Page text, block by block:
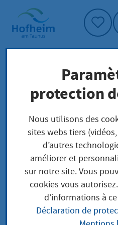
Accueil"
Page d'accueil
Trouver
Préoccupations locales
Aufhebung der
beantragen
Aufhebung
protection
Nous utilisons des
sites webs tiers
d’autres
améliorer et
sur notre site. Vous
cookies vous
d’informations à
Déclaration de